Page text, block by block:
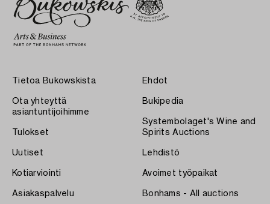
Tietoa Bukowskista
Ota yhteyttä
asiantuntijoihimme
Tulokset
Uutiset
Kotiarviointi
Asiakaspalvelu
Ehdot
Bukipedia
Systembolaget's Wine and
Spirits Auctions
Lehdistö
Avoimet työpaikat
Bonhams - All auctions